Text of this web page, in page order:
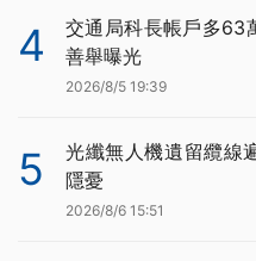
4
交通局科長帳戶多63
善舉曝光
2026/8/5 19:39
5
光纖無人機遺留纜線
隱憂
2026/8/6 15:51